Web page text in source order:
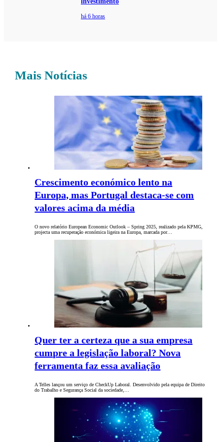
há 6 horas
Mais Notícias
Crescimento económico lento na
Europa, mas Portugal destaca-se com
valores acima da média
O novo relatório European Economic Outlook – Spring 2025, realizado pela KPMG,
projecta uma recuperação económica ligeira na Europa, marcada por…
Quer ter a certeza que a sua empresa
cumpre a legislação laboral? Nova
ferramenta faz essa avaliação
A Telles lançou um serviço de CheckUp Laboral. Desenvolvido pela equipa de Direito
do Trabalho e Segurança Social da sociedade,…